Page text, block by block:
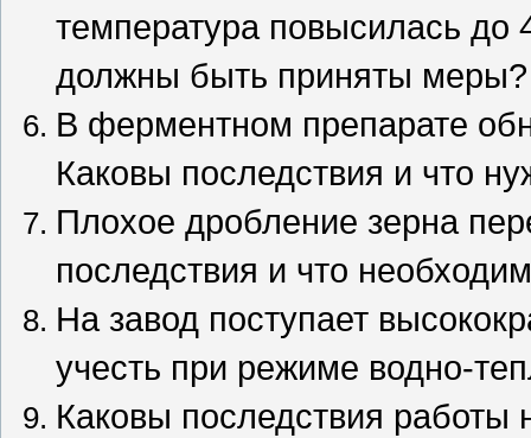
температура повысилась до
должны быть приняты меры?
В ферментном препарате
Каковы последствия и что
Плохое дробление зерна
последствия и что
На завод поступает
учесть при режиме водно-
Каковы последствия работы